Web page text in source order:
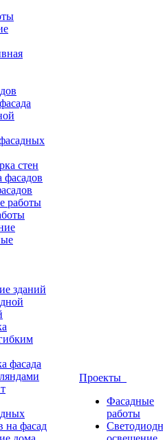
стен
фасадов
работы
зданий
фасада
на фасад
Проекты
Фасадные
работы